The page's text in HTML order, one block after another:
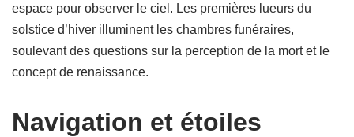
espace pour observer le ciel. Les premières lueurs du
solstice d’hiver illuminent les chambres funéraires,
soulevant des questions sur la perception de la mort et le
concept de renaissance.
Navigation et étoiles